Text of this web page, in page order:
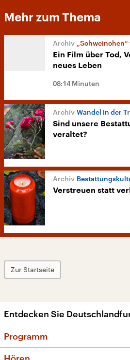
Mehr zum Thema
„Schweinchen“ von
Ein Film über Tod,
neues Leben
08:14 Minuten
Wandel in der
Sind unsere
veraltet?
Verstreuen statt
Zur Startseite
Entdecken Sie
Programm